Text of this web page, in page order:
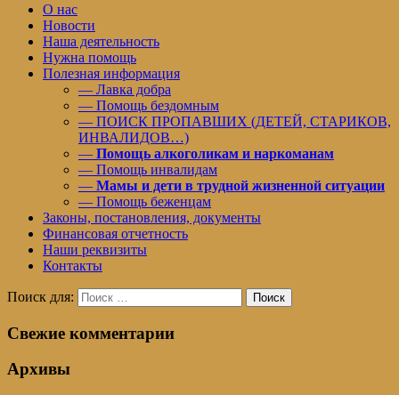
О нас
Новости
Наша деятельность
Нужна помощь
Полезная информация
— Лавка добра
— Помощь бездомным
— ПОИСК ПРОПАВШИХ (ДЕТЕЙ, СТАРИКОВ,
ИНВАЛИДОВ…)
— Помощь алкоголикам и наркоманам
— Помощь инвалидам
— Мамы и дети в трудной жизненной ситуации
— Помощь беженцам
Законы, постановления, документы
Финансовая отчетность
Наши реквизиты
Контакты
Поиск для: Поиск
Свежие комментарии
Архивы